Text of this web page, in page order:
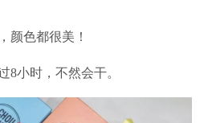
颜色都很美！
8小时，不然会干。